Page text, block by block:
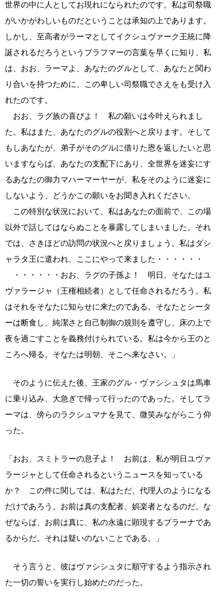
世界の中に人としてお現れになられたのです。私は司祭職
がいかがわしいものだということは承知の上であります。
しかし、至高者がラーマとしてイクシュヴァーク王統に降
誕されるだろうというブラフマーの言葉を早くに知り、私
は、おお、ラーマよ、あなたのグルとして、あなたと関わ
り合いを持つために、この卑しい司祭職でさえをも受け入
れたのです。
おお、ラグ族の喜びよ！ 私の願いは今叶えられまし
た。私はまた、あなたのグルの役割へと戻ります。そして
もしあなたが、弟子がそのグルに借りた恩を返したいと思
いますならば、あなたの支配下にあり、全世界を迷妄にす
るあなたの御力マハーマーヤーが、私をそのように迷妄に
しないよう、どうかこの願いをお聞き入れください。
この特別な状況において、私はあなたの面前で、この場
以外で話してはならぬことを暴露してしまいました。それ
では、さきほどの訪問の状況へと戻りましょう。私はダシ
ャラタ王に遣われ、ここにやって来ました・・・・・・
・・・・・・おお、ラグの子孫よ！ 明日、そなたはユ
ヴァラージャ（王権相続者）として任命されるだろう。私
はそれをそなたに知らせに来たのである。そなたとシータ
ーは断食し、純潔さと自己制御の規則を遵守し、床の上で
夜を過ごすことを義務付けられている。私は今から王のと
ころへ帰る。そなたは明朝、そこへ来なさい。」
そのように伝えた後、王家のグル・ヴァシシュタは馬車
に乗り込み、大急ぎで帰って行ったのであった。そしてラ
ーマは、傍らのラクシュマナを見て、微笑みながらこう仰
った。
「おお、スミトラーの息子よ！ お前は、私が明日ユヴァ
ラージャとして任命されるというニュースを知っている
か？ この件に関しては、私はただ、代理人のようになる
だけであろう。お前は真の支配者、娯楽者となるのだ。な
ぜならば、お前は真に、私の永遠に顕現するプラーナであ
るからだ。それは疑いのないことである。」
そう言うと、彼はヴァシシュタに順守するよう指示され
た一切の誓いを実行し始めたのだった。